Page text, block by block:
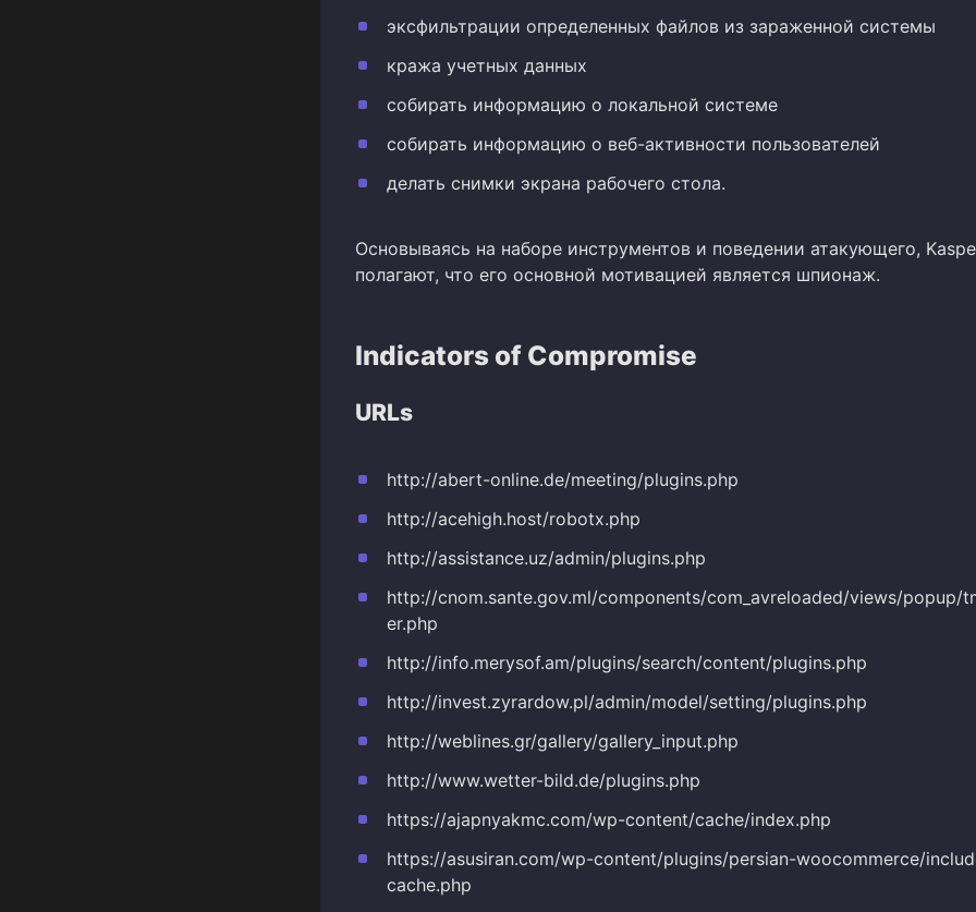
эксфильтрации определенных файлов из зараженной системы
кража учетных данных
собирать информацию о локальной системе
собирать информацию о веб-активности пользователей
делать снимки экрана рабочего стола.
Основываясь на наборе инструментов и поведении атакующего,
полагают, что его основной мотивацией является шпионаж.
Indicators of Compromise
URLs
http://abert-online.de/meeting/plugins.php
http://acehigh.host/robotx.php
http://assistance.uz/admin/plugins.php
http://cnom.sante.gov.ml/components/com_avreloaded/views/popup/
er.php
http://info.merysof.am/plugins/search/content/plugins.php
http://invest.zyrardow.pl/admin/model/setting/plugins.php
http://weblines.gr/gallery/gallery_input.php
http://www.wetter-bild.de/plugins.php
https://ajapnyakmc.com/wp-content/cache/index.php
https://asusiran.com/wp-content/plugins/persian-woocommerce/
cache.php